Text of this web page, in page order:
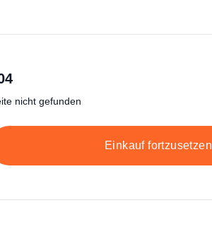
nicht gefunden
Einkauf fortzusetzen